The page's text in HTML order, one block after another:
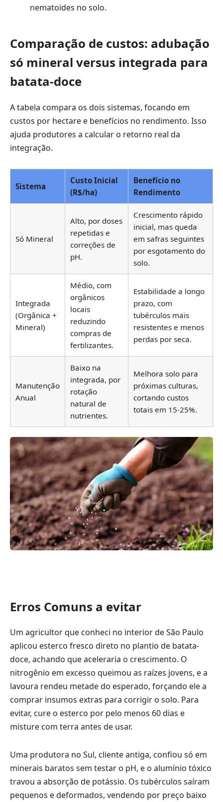
nematoides no solo.
Comparação de custos: adubação
só mineral versus integrada para
batata-doce
A tabela compara os dois sistemas, focando em
custos por hectare e benefícios no rendimento. Isso
ajuda produtores a calcular o retorno real da
integração.
Sistema
Custo Inicial
(R$/ha)
Benefício no
Rendimento
Só Mineral
Alto, por doses
repetidas e
correções de
pH.
Crescimento rápido
inicial, mas queda
em safras seguintes
por esgotamento do
solo.
Integrada
(Orgânica +
Mineral)
Médio, com
orgânicos
locais
reduzindo
compras de
fertilizantes.
Estabilidade a longo
prazo, com
tubérculos mais
resistentes e menos
perdas por seca.
Manutenção
Anual
Baixo na
integrada, por
rotação
natural de
nutrientes.
Melhora solo para
próximas culturas,
cortando custos
totais em 15-25%.
Erros Comuns a evitar
Um agricultor que conheci no interior de São Paulo
aplicou esterco fresco direto no plantio de batata-
doce, achando que aceleraria o crescimento. O
nitrogênio em excesso queimou as raízes jovens, e a
lavoura rendeu metade do esperado, forçando ele a
comprar insumos extras para corrigir o solo. Para
evitar, cure o esterco por pelo menos 60 dias e
misture com terra antes de usar.
Uma produtora no Sul, cliente antiga, confiou só em
minerais baratos sem testar o pH, e o alumínio tóxico
travou a absorção de potássio. Os tubérculos saíram
pequenos e deformados, vendendo por preço baixo